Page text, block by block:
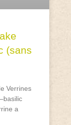
(sans
Verrines
a